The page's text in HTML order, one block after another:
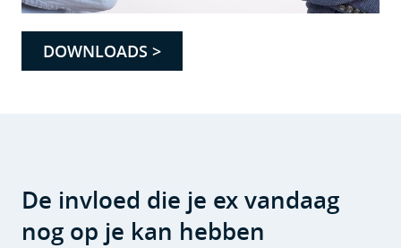
DOWNLOADS >
De invloed die je ex vandaag
nog op je kan hebben